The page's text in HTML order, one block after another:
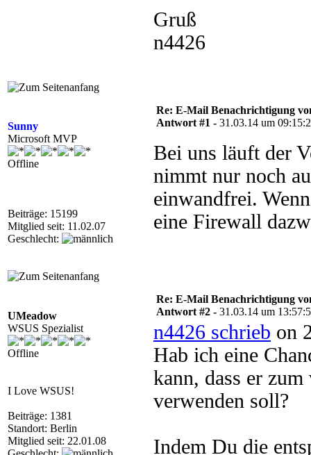
Gruß
n4426
Sunny
Microsoft MVP
Offline
Beiträge: 15199
Mitglied seit: 11.02.07
Geschlecht:
Re: E-Mail Benachrichtigung
Antwort #1 - 31.03.14 um
Bei uns läuft der
nimmt nur noch
einwandfrei.
eine Firewall
UMeadow
WSUS Spezialist
Offline
I Love WSUS!
Beiträge: 1381
Standort: Berlin
Mitglied seit: 22.01.08
Re: E-Mail Benachrichtigung
Antwort #2 - 31.03.14 um
n4426 schrieb on
Hab ich eine
kann, dass er
verwenden soll?
Indem Du die